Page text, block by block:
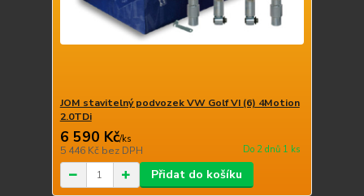
JOM stavitelný podvozek VW Golf VI (6) 4Motion
2.0TDi
6 590 Kč/ks
5 446 Kč bez DPH Do 2 dnů 1 ks
Přidat do košíku